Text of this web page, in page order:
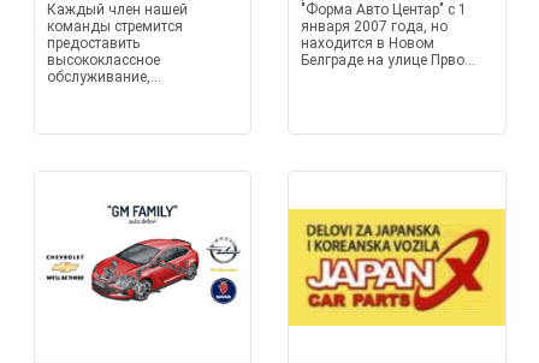
Каждый член нашей
команды стремится
предоставить
высококлассное
обслуживание,...
"Форма Авто Центар" с 1
января 2007 года, но
находится в Новом
Белграде на улице Прво...